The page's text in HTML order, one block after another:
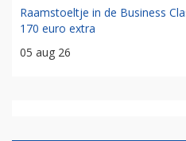
Raamstoeltje in de Business
170 euro extra
05 aug 26